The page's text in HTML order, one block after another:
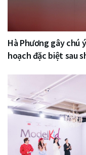
Hà Phương gây chú
hoạch đặc biệt sau